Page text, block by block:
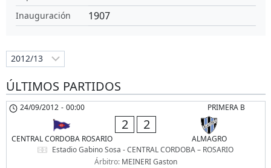
Inauguración 1907
ÚLTIMOS PARTIDOS
PRIMERA B
24/09/2012 - 00:00
CENTRAL CORDOBA ROSARIO
2 2
ALMAGRO
Estadio Gabino Sosa - CENTRAL CORDOBA – ROSARIO
Árbitro: MEINERI Gaston